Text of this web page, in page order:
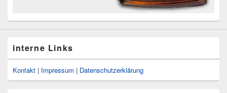
interne Links
Kontakt | Impressum | Datenschutzerklärung